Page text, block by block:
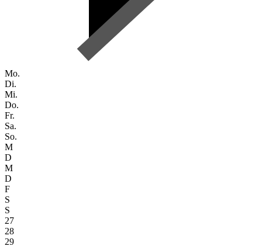
Mo.
Di.
Mi.
Do.
Fr.
Sa.
So.
M
D
M
D
F
S
S
27
28
29